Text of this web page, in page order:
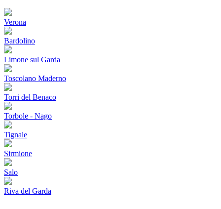
Verona
Bardolino
Limone sul Garda
Toscolano Maderno
Torri del Benaco
Torbole - Nago
Tignale
Sirmione
Salo
Riva del Garda